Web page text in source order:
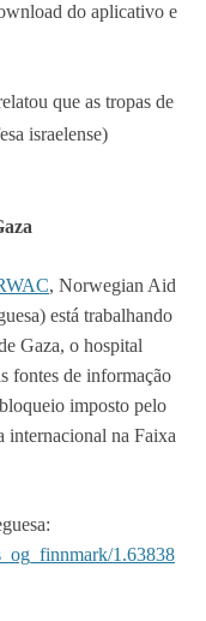
do aplicativo e
que as tropas de
israelense)
, Norwegian Aid
está trabalhando
Gaza, o hospital
fontes de informação
imposto pelo
internacional na Faixa
1.63838